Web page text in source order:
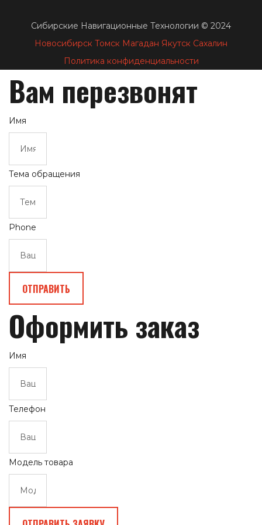
Сибирские Навигационные Технологии © 2024
Новосибирск Томск Магадан Якутск Сахалин
Политика конфиденциальности
Вам перезвонят
Имя
Тема обращения
Phone
ОТПРАВИТЬ
Оформить заказ
Имя
Телефон
Модель товара